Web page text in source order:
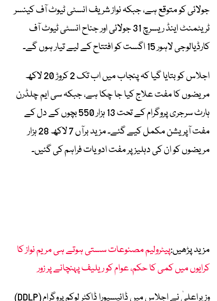
جولائی کو متوقع ہے، جبکہ نواز شریف انسٹی ٹیوٹ آف کینسر
ٹریٹمنٹ اینڈ ریسرچ 31 جولائی اور جناح انسٹی ٹیوٹ آف
کارڈیالوجی لاہور 15 اگست کو افتتاح کے لیے تیار ہوں گے۔
اجلاس کو بتایا گیا کہ پنجاب میں اب تک 2 کروڑ 20 لاکھ
مریضوں کا مفت علاج کیا جا چکا ہے، جبکہ سی ایم چلڈرن
ہارٹ سرجری پروگرام کے تحت 13 ہزار 550 بچوں کے دل کے
مفت آپریشن مکمل کیے گئے۔ مزید برآں 7 لاکھ 28 ہزار
مریضوں کو ان کی دہلیز پر مفت ادویات فراہم کی گئیں۔
مزید پڑھیں:پیٹرولیم مصنوعات سستی ہوتے ہی مریم نواز کا
کرایوں میں کمی کا حکم، عوام کو ریلیف پہنچانے پر زور
وزیراعلیٰ نے اجلاس میں ڈائیسپورا ڈاکٹر لوکم پروگرام (DDLP)